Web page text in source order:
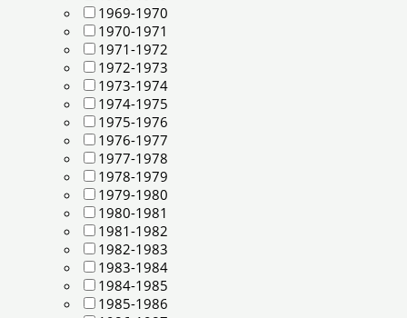
1969-1970
1970-1971
1971-1972
1972-1973
1973-1974
1974-1975
1975-1976
1976-1977
1977-1978
1978-1979
1979-1980
1980-1981
1981-1982
1982-1983
1983-1984
1984-1985
1985-1986